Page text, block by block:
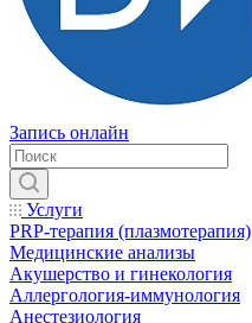
Запись онлайн
Услуги
PRP-терапия (плазмотерапия)
Медицинские анализы
Акушерство и гинекология
Аллергология-иммунология
Анестезиология